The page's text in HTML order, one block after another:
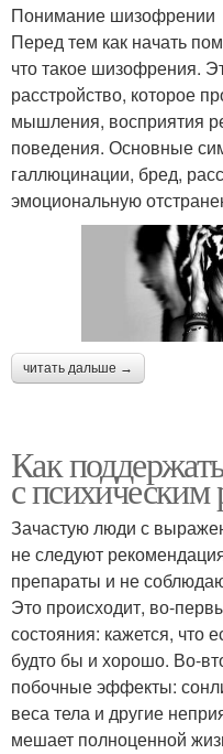
Понимание шизофрении
Перед тем как начать
что такое шизофрения.
расстройство, которое
мышления, восприятия
поведения. Основные
галлюцинации, бред,
эмоциональную
читать дальше →
Как
с психическим
Зачастую люди с
не следуют
препараты и не
Это происходит, во-
состояния: кажется, что
будто бы и хорошо. Во-
побочные эффекты:
веса тела и другие
мешает полноценной